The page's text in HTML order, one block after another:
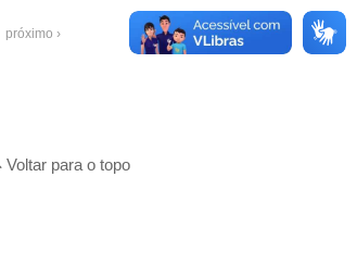
próximo ›
Voltar para o topo